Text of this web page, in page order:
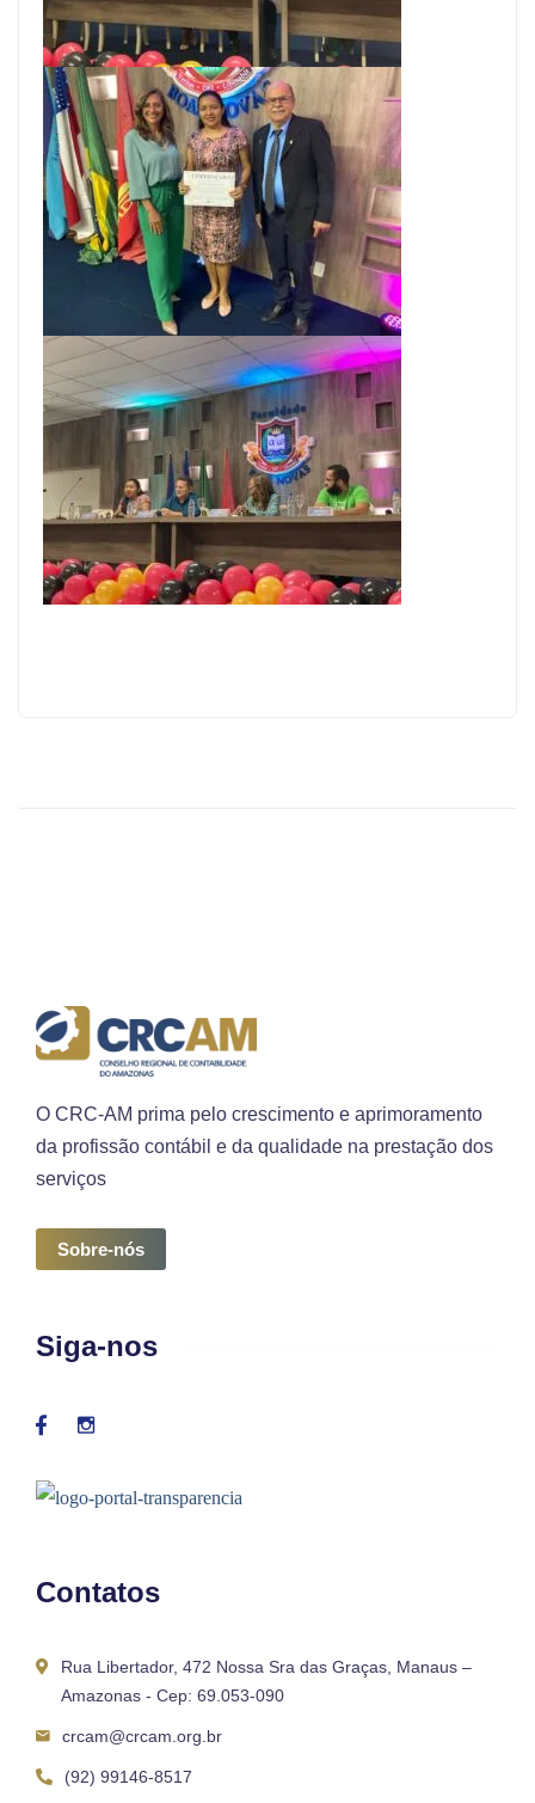
O CRC-AM prima pelo crescimento e aprimoramento
da profissão contábil e da qualidade na prestação dos
serviços
Sobre-nós
Siga-nos
Contatos
Rua Libertador, 472 Nossa Sra das Graças, Manaus –
Amazonas - Cep: 69.053-090
crcam@crcam.org.br
(92) 99146-8517